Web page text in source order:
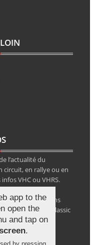
l’actualité du
circuit, en rallye ou en
VHC ou VHRS.
ainsi que
ancienne, sans
partenaire Classic
app to the
open the
and tap on
.